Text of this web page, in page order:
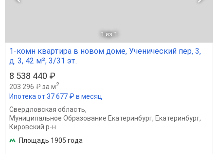
1 из 1
1-комн квартира в новом доме, Ученический пер, 3,
д. 3, 42 м², 3/31 эт.
8 538 440 ₽
203 296 ₽ за м2
Ипотека от 37 677 ₽ в месяц
Свердловская область,
Муниципальное Образование Екатеринбург, Екатеринбург,
Кировский р-н
Площадь 1905 года